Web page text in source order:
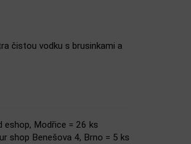
čistou vodku s brusinkami a
eshop, Modřice = 26 ks
shop Benešova 4, Brno = 5 ks